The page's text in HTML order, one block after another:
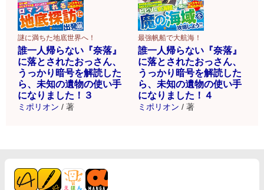
謎に満ちた地底世界へ！
誰一人帰らない『奈落』
に落とされたおっさん、
うっかり暗号を解読した
ら、未知の遺物の使い手
になりました！３
ミポリオン / 著
最強帆船で大航海！
誰一人帰らない『奈落』
に落とされたおっさん、
うっかり暗号を解読した
ら、未知の遺物の使い手
になりました！４
ミポリオン / 著